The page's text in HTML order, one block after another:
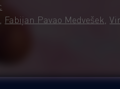
Fabijan Pavao Medvešek ,